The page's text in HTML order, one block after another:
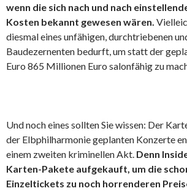
wenn die sich nach und nach
Kosten bekannt gewesen wären.
diesmal eines unfähigen, durchtriebenen
Baudezernenten bedurft, um statt der
Euro 865 Millionen Euro salonfähig zu
Und noch eines sollten Sie wissen: Der
der Elbphilharmonie geplanten Konzerte
einem zweiten kriminellen Akt. Denn
Karten-Pakete aufgekauft, um die
Einzeltickets zu noch horrenderen